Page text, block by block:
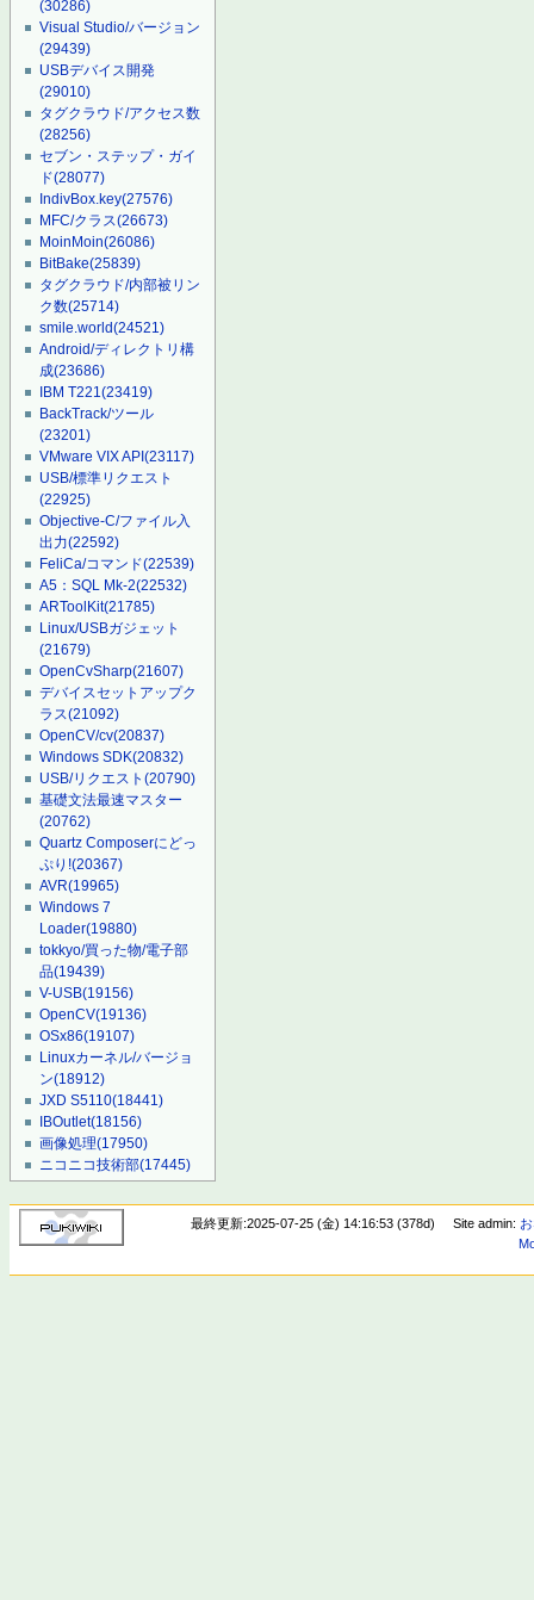
(30286)
Visual Studio/バージョン
(29439)
USBデバイス開発
(29010)
タグクラウド/アクセス数
(28256)
セブン・ステップ・ガイ
ド(28077)
IndivBox.key(27576)
MFC/クラス(26673)
MoinMoin(26086)
BitBake(25839)
タグクラウド/内部被リン
ク数(25714)
smile.world(24521)
Android/ディレクトリ構
成(23686)
IBM T221(23419)
BackTrack/ツール
(23201)
VMware VIX API(23117)
USB/標準リクエスト
(22925)
Objective-C/ファイル入
出力(22592)
FeliCa/コマンド(22539)
A5：SQL Mk-2(22532)
ARToolKit(21785)
Linux/USBガジェット
(21679)
OpenCvSharp(21607)
デバイスセットアップク
ラス(21092)
OpenCV/cv(20837)
Windows SDK(20832)
USB/リクエスト(20790)
基礎文法最速マスター
(20762)
Quartz Composerにどっ
ぷり!(20367)
AVR(19965)
Windows 7
Loader(19880)
tokkyo/買った物/電子部
品(19439)
V-USB(19156)
OpenCV(19136)
OSx86(19107)
Linuxカーネル/バージョ
ン(18912)
JXD S5110(18441)
IBOutlet(18156)
画像処理(17950)
ニコニコ技術部(17445)
最終更新:2025-07-25 (金) 14:16:53 (378d) Site admin: